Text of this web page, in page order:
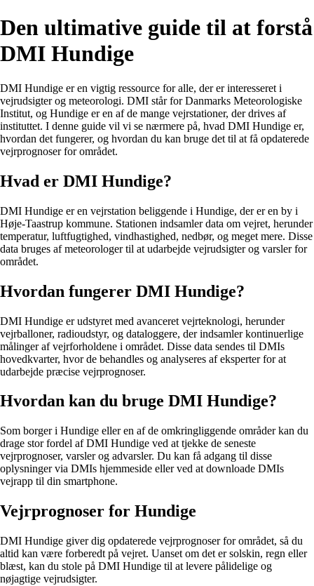
Den ultimative guide til at forstå
DMI Hundige
DMI Hundige er en vigtig ressource for alle, der er interesseret i
vejrudsigter og meteorologi. DMI står for Danmarks Meteorologiske
Institut, og Hundige er en af de mange vejrstationer, der drives af
instituttet. I denne guide vil vi se nærmere på, hvad DMI Hundige er,
hvordan det fungerer, og hvordan du kan bruge det til at få opdaterede
vejrprognoser for området.
Hvad er DMI Hundige?
DMI Hundige er en vejrstation beliggende i Hundige, der er en by i
Høje-Taastrup kommune. Stationen indsamler data om vejret, herunder
temperatur, luftfugtighed, vindhastighed, nedbør, og meget mere. Disse
data bruges af meteorologer til at udarbejde vejrudsigter og varsler for
området.
Hvordan fungerer DMI Hundige?
DMI Hundige er udstyret med avanceret vejrteknologi, herunder
vejrballoner, radioudstyr, og dataloggere, der indsamler kontinuerlige
målinger af vejrforholdene i området. Disse data sendes til DMIs
hovedkvarter, hvor de behandles og analyseres af eksperter for at
udarbejde præcise vejrprognoser.
Hvordan kan du bruge DMI Hundige?
Som borger i Hundige eller en af de omkringliggende områder kan du
drage stor fordel af DMI Hundige ved at tjekke de seneste
vejrprognoser, varsler og advarsler. Du kan få adgang til disse
oplysninger via DMIs hjemmeside eller ved at downloade DMIs
vejrapp til din smartphone.
Vejrprognoser for Hundige
DMI Hundige giver dig opdaterede vejrprognoser for området, så du
altid kan være forberedt på vejret. Uanset om det er solskin, regn eller
blæst, kan du stole på DMI Hundige til at levere pålidelige og
nøjagtige vejrudsigter.